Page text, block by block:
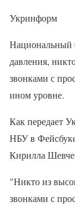
Укринформ
Национальный
давления,
звонками с
ином уровне.
Как передает
НБУ в
Кирилла
"Никто из
звонками с